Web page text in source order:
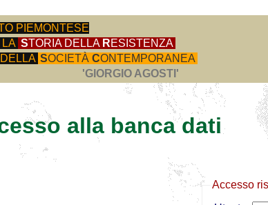
PIEMONTESE
LA STORIA DELLA RESISTENZA
SOCIETÀ CONTEMPORANEA
'GIORGIO AGOSTI'
alla banca dati
Accesso